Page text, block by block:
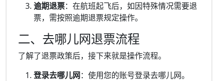
逾期退票：在航班起飞后，如因特殊情况需要退
票，需按照逾期退票规定操作。
二、去哪儿网退票流程
了解了退票政策后，接下来就是操作流程。
登录去哪儿网：使用您的账号登录去哪儿网。